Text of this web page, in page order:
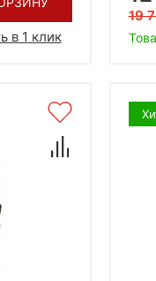
в 1 клик
19